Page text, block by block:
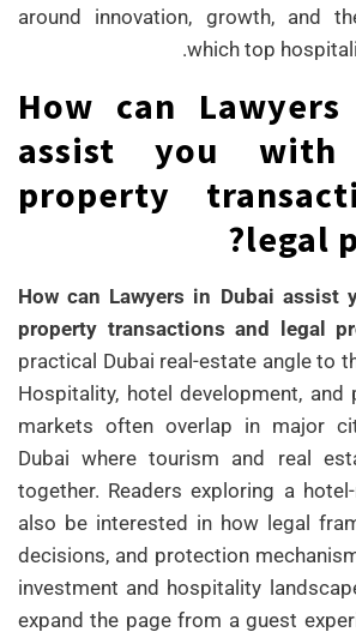
around innovation, growth, and
which top
How can
assist you with
property
legal
How can Lawyers in Dubai assist
property transactions and legal
practical Dubai real-estate angle to
Hospitality, hotel development, and
markets often overlap in major
Dubai where tourism and real
together. Readers exploring a
also be interested in how legal
decisions, and protection
investment and hospitality
expand the page from a guest